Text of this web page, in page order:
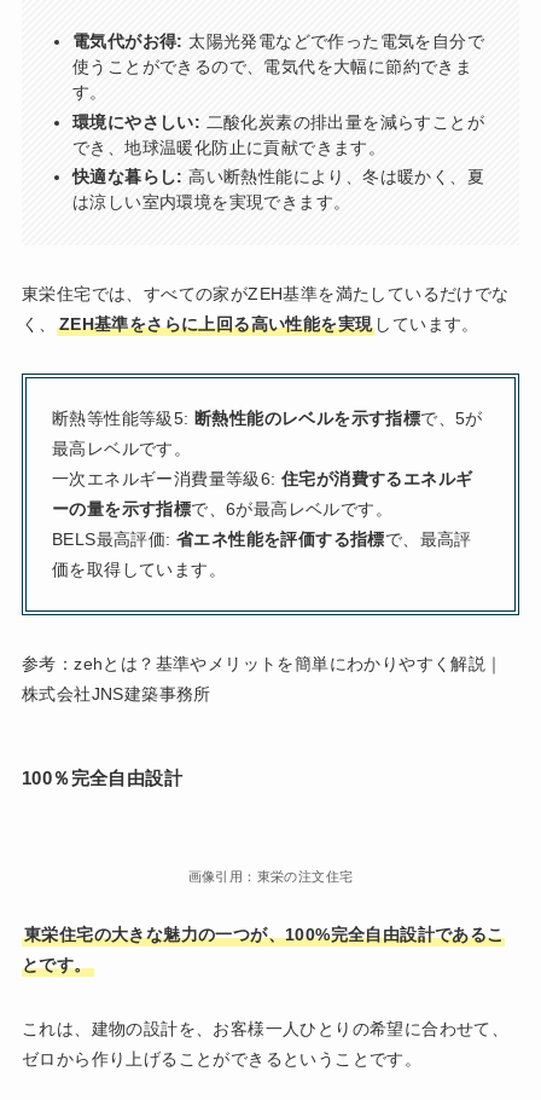
電気代がお得: 太陽光発電などで作った電気を自分で
使うことができるので、電気代を大幅に節約できま
す。
環境にやさしい: 二酸化炭素の排出量を減らすことが
でき、地球温暖化防止に貢献できます。
快適な暮らし: 高い断熱性能により、冬は暖かく、夏
は涼しい室内環境を実現できます。
東栄住宅では、すべての家がZEH基準を満たしているだけでな
く、
ZEH基準をさらに上回る高い性能を実現 しています。
断熱等性能等級5: 断熱性能のレベルを示す指標で、5が
最高レベルです。
一次エネルギー消費量等級6: 住宅が消費するエネルギ
ーの量を示す指標で、6が最高レベルです。
BELS最高評価: 省エネ性能を評価する指標で、最高評
価を取得しています。
参考：zehとは？基準やメリットを簡単にわかりやすく解説｜
株式会社JNS建築事務所
100％完全自由設計
画像引用：東栄の注文住宅
東栄住宅の大きな魅力の一つが、100%完全自由設計であるこ
とです。
これは、建物の設計を、お客様一人ひとりの希望に合わせて、
ゼロから作り上げることができるということです。